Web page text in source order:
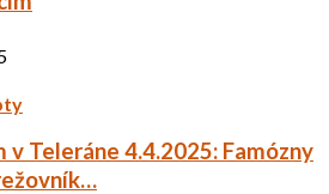
v Teleráne 4.4.2025: Famózny